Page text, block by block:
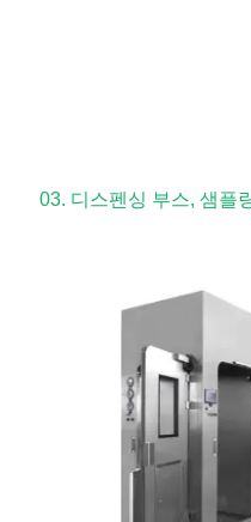
03. 디스펜싱 부스, 샘플